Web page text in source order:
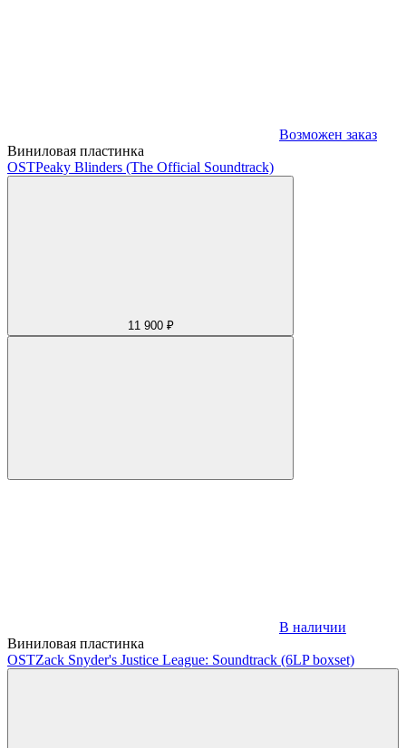
Возможен заказ
Виниловая пластинка
OSTPeaky Blinders (The Official Soundtrack)
11 900 ₽
В наличии
Виниловая пластинка
OSTZack Snyder's Justice League: Soundtrack (6LP boxset)